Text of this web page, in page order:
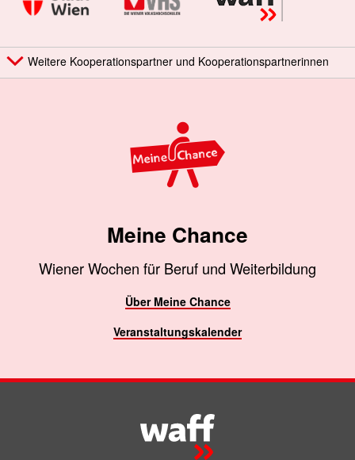
Weitere Kooperationspartner und Kooperationspartnerinnen
Meine Chance
Wiener Wochen für Beruf und Weiterbildung
Über Meine Chance
Veranstaltungskalender